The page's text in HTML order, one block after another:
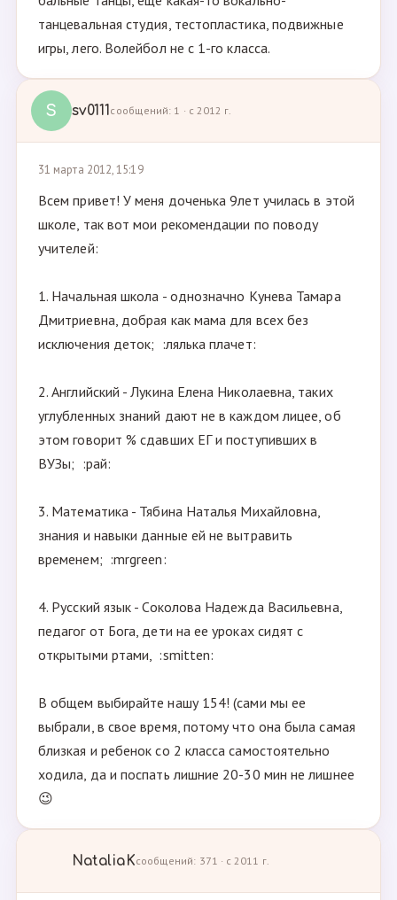
танцевальная студия, тестопластика, подвижные
игры, лего. Волейбол не с 1-го класса.
S sv0111сообщений: 1 · с 2012 г.
31 марта 2012, 15:19
Всем привет! У меня доченька 9лет училась в этой
школе, так вот мои рекомендации по поводу
учителей:
1. Начальная школа - однозначно Кунева Тамара
Дмитриевна, добрая как мама для всех без
исключения деток; :лялька плачет:
2. Английский - Лукина Елена Николаевна, таких
углубленных знаний дают не в каждом лицее, об
этом говорит % сдавших ЕГ и поступивших в
ВУЗы; :рай:
3. Математика - Тябина Наталья Михайловна,
знания и навыки данные ей не вытравить
временем; :mrgreen:
4. Русский язык - Соколова Надежда Васильевна,
педагог от Бога, дети на ее уроках сидят с
открытыми ртами, :smitten:
В общем выбирайте нашу 154! (сами мы ее
выбрали, в свое время, потому что она была самая
близкая и ребенок со 2 класса самостоятельно
ходила, да и поспать лишние 20-30 мин не лишнее
😉
NataliaKсообщений: 371 · с 2011 г.